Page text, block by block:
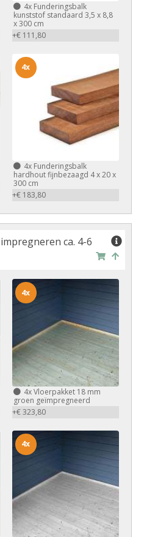
4xFunderingsbalk
kunststof standaard 3,5 x 8,8
x 300 cm
+€ 111,80
4xFunderingsbalk
hardhout fijnbezaagd 4 x 20 x
300 cm
+€ 183,80
4x
ca. 4-6
4xVloerpakket 18 mm
groen geïmpregneerd
+€ 323,80
4x
4x